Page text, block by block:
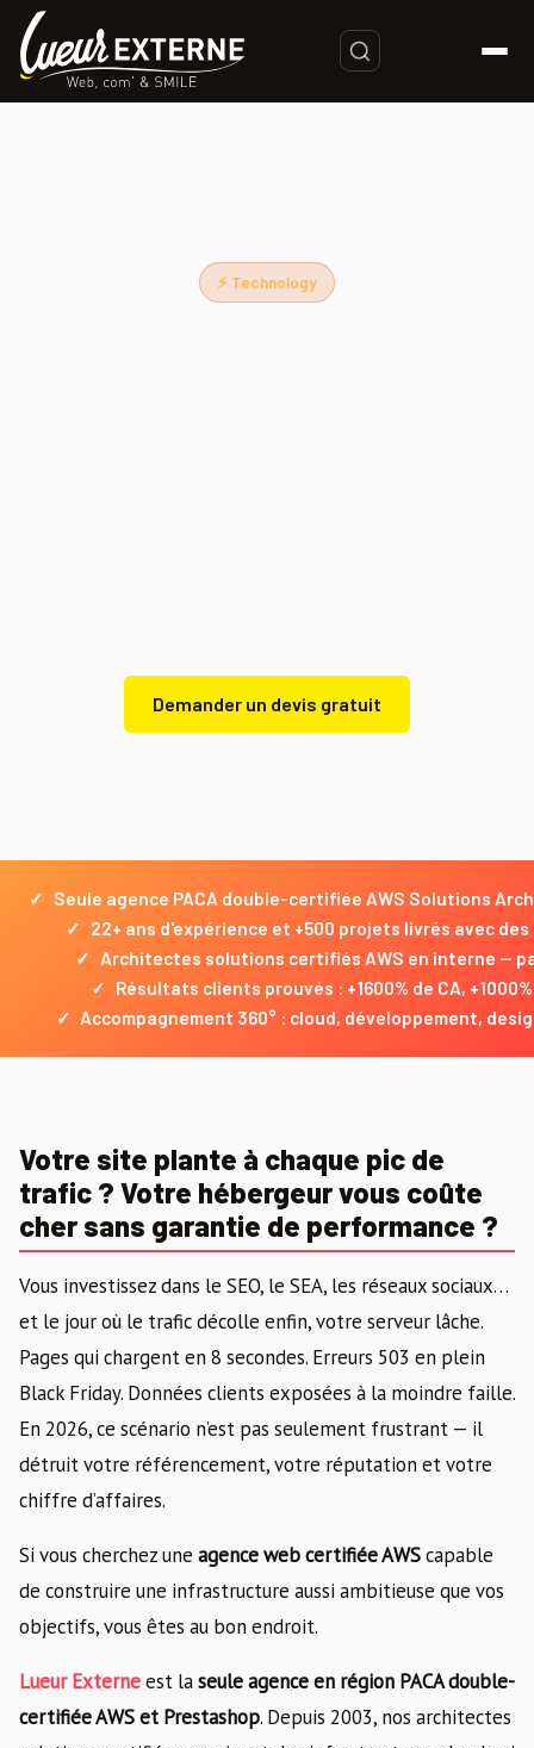
⚡ Technology
Demander un devis gratuit
✓
Seule agence PACA double-certifiée AWS Solutions
✓
22+ ans d'expérience et +500 projets livrés avec
✓ Architectes solutions certifiés AWS en interne —
✓
Résultats clients prouvés : +1600% de CA,
✓ Accompagnement 360° : cloud, développement,
Votre site plante à chaque pic de
trafic ? Votre hébergeur vous coûte
cher sans garantie de performance ?
Vous investissez dans le SEO, le SEA, les réseaux sociaux…
et le jour où le trafic décolle enfin, votre serveur lâche.
Pages qui chargent en 8 secondes. Erreurs 503 en plein
Black Friday. Données clients exposées à la moindre faille.
En 2026, ce scénario n’est pas seulement frustrant — il
détruit votre référencement, votre réputation et votre
chiffre d’affaires.
Si vous cherchez une agence web certifiée AWScapable
de construire une infrastructure aussi ambitieuse que vos
objectifs, vous êtes au bon endroit.
Lueur Externeest laseule agence en région PACA double-
certifiée AWS et Prestashop. Depuis 2003, nos architectes